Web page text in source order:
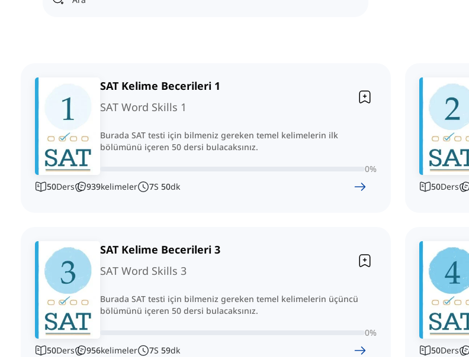
SAT Kelime Becerileri 1
SAT Word Skills 1
Burada SAT testi için bilmeniz gereken temel kelimelerin ilk
bölümünü içeren 50 dersi bulacaksınız.
0%
50Ders 939kelimeler 7S 50dk
50Ders
SAT Kelime Becerileri 3
SAT Word Skills 3
Burada SAT testi için bilmeniz gereken temel kelimelerin üçüncü
bölümünü içeren 50 dersi bulacaksınız.
0%
50Ders 956kelimeler 7S 59dk
50Ders